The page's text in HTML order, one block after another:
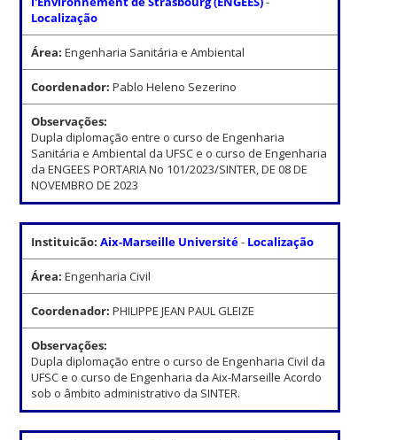
Localização
Área:Engenharia Sanitária e Ambiental
Coordenador:Pablo Heleno Sezerino
Observações:
Dupla diplomação entre o curso de Engenharia
Sanitária e Ambiental da UFSC e o curso de Engenharia
da ENGEES PORTARIA No 101/2023/SINTER, DE 08 DE
NOVEMBRO DE 2023
Instituicão:Aix-Marseille Université- Localização
Área:Engenharia Civil
Coordenador:PHILIPPE JEAN PAUL GLEIZE
Observações:
Dupla diplomação entre o curso de Engenharia Civil da
UFSC e o curso de Engenharia da Aix-Marseille Acordo
sob o âmbito administrativo da SINTER.